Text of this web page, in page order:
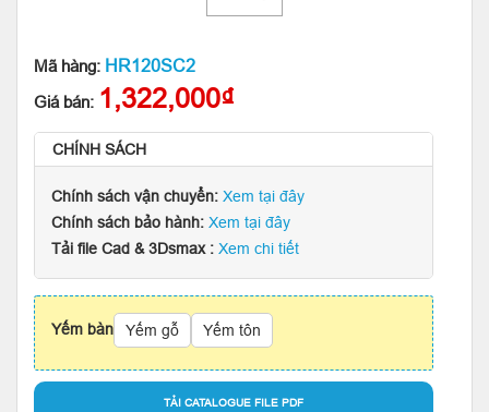
Mã hàng: HR120SC2
Giá bán: 1,322,000₫
CHÍNH SÁCH
Chính sách vận chuyển: Xem tại đây
Chính sách bảo hành: Xem tại đây
Tải file Cad & 3Dsmax : Xem chi tiết
Yếm bàn Yếm gỗ Yếm tôn
TẢI CATALOGUE FILE PDF